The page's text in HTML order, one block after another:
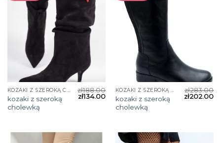
KOZAKI Z SZEROKĄ CHOLEWKĄ
kozaki z szeroką
cholewką
zł188.00
zł134.00
KOZAKI Z SZEROKĄ CHOLEWKĄ
kozaki z szeroką
cholewką
zł283.00
zł202.00